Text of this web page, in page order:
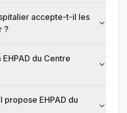
accepte-t-il les
?
du Centre
EHPAD du